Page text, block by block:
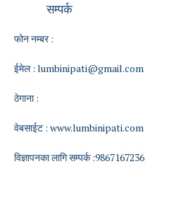
सम्पर्क
फोन नम्बर :
ईमेल : lumbinipati@gmail.com
ठेगाना :
वेबसाईट : www.lumbinipati.com
विज्ञापनका लागि सम्पर्क :9867167236